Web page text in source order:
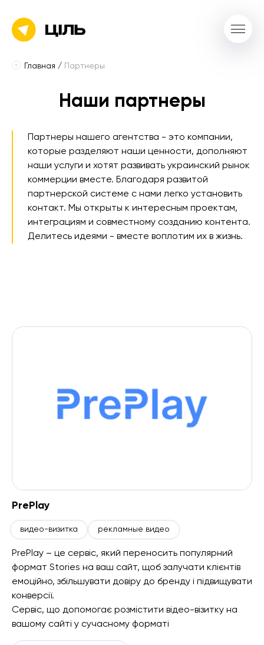
Главная / Партнеры
Наши партнеры
Партнеры нашего агентства - это компании,
которые разделяют наши ценности, дополняют
наши услуги и хотят развивать украинский рынок
коммерции вместе. Благодаря развитой
партнерской системе с нами легко установить
контакт. Мы открыты к интересным проектам,
интеграциям и совместному созданию контента.
Делитесь идеями - вместе воплотим их в жизнь.
PrePlay
видео-визитка рекламные видео
PrePlay – це сервіс, який переносить популярний
формат Stories на ваш сайт, щоб залучати клієнтів
емоційно, збільшувати довіру до бренду і підвищувати
конверсії.
Сервіс, що допомогає розмістити відео-візитку на
вашому сайті у сучасному форматі